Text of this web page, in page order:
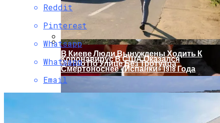
G7 Договорились Регулировать
Искусственный Интеллект
Коронавирус В США Оказался
Смертоноснее «испанки» 1918 Года
В Киеве Люди Вынуждены Ходить К
Метро По Улице Без Тротуара
Reddit
Pinterest
Whatsapp
Whatsapp
Email